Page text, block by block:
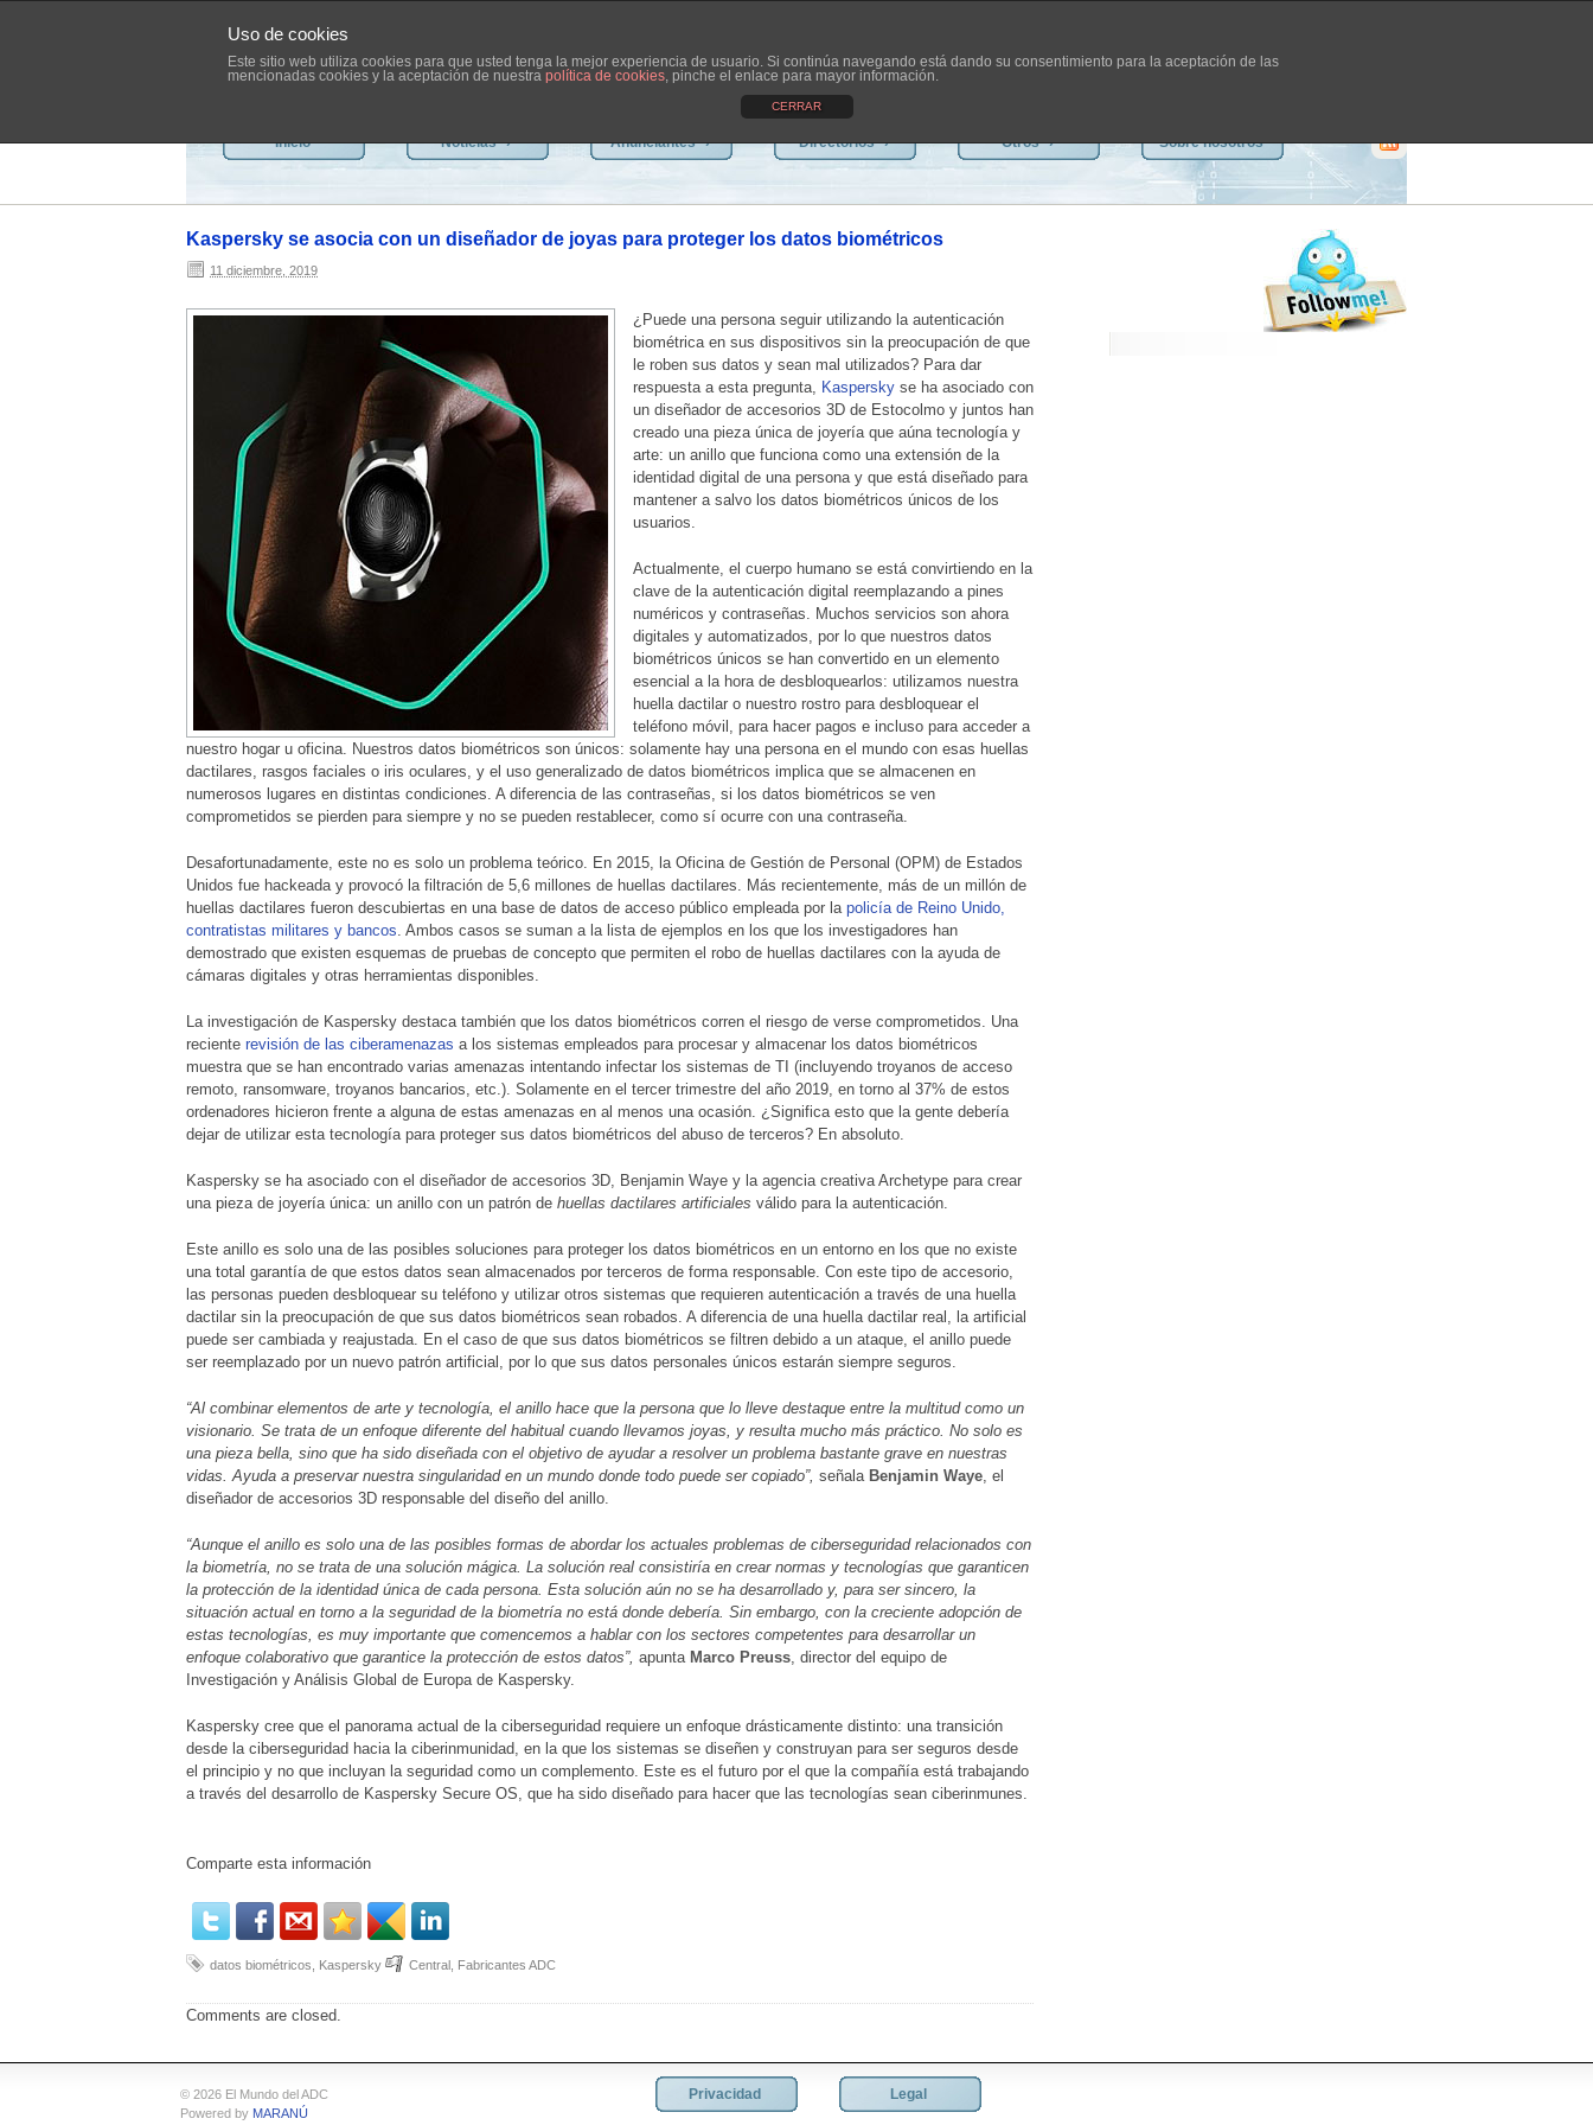
Inicio Noticias › Anunciantes › Directorios › Otros › Sobre nosotros
Kaspersky se asocia con un diseñador de joyas para proteger los datos biométricos
11 diciembre, 2019
¿Puede una persona seguir utilizando la autenticación
biométrica en sus dispositivos sin la preocupación de que
le roben sus datos y sean mal utilizados? Para dar
respuesta a esta pregunta, Kaspersky se ha asociado con
un diseñador de accesorios 3D de Estocolmo y juntos han
creado una pieza única de joyería que aúna tecnología y
arte: un anillo que funciona como una extensión de la
identidad digital de una persona y que está diseñado para
mantener a salvo los datos biométricos únicos de los
usuarios.
Actualmente, el cuerpo humano se está convirtiendo en la
clave de la autenticación digital reemplazando a pines
numéricos y contraseñas. Muchos servicios son ahora
digitales y automatizados, por lo que nuestros datos
biométricos únicos se han convertido en un elemento
esencial a la hora de desbloquearlos: utilizamos nuestra
huella dactilar o nuestro rostro para desbloquear el
teléfono móvil, para hacer pagos e incluso para acceder a
nuestro hogar u oficina. Nuestros datos biométricos son únicos: solamente hay una persona en el mundo con esas huellas
dactilares, rasgos faciales o iris oculares, y el uso generalizado de datos biométricos implica que se almacenen en
numerosos lugares en distintas condiciones. A diferencia de las contraseñas, si los datos biométricos se ven
comprometidos se pierden para siempre y no se pueden restablecer, como sí ocurre con una contraseña.
Desafortunadamente, este no es solo un problema teórico. En 2015, la Oficina de Gestión de Personal (OPM) de Estados
Unidos fue hackeada y provocó la filtración de 5,6 millones de huellas dactilares. Más recientemente, más de un millón de
huellas dactilares fueron descubiertas en una base de datos de acceso público empleada por la policía de Reino Unido,
contratistas militares y bancos. Ambos casos se suman a la lista de ejemplos en los que los investigadores han
demostrado que existen esquemas de pruebas de concepto que permiten el robo de huellas dactilares con la ayuda de
cámaras digitales y otras herramientas disponibles.
La investigación de Kaspersky destaca también que los datos biométricos corren el riesgo de verse comprometidos. Una
reciente revisión de las ciberamenazas a los sistemas empleados para procesar y almacenar los datos biométricos
muestra que se han encontrado varias amenazas intentando infectar los sistemas de TI (incluyendo troyanos de acceso
remoto, ransomware, troyanos bancarios, etc.). Solamente en el tercer trimestre del año 2019, en torno al 37% de estos
ordenadores hicieron frente a alguna de estas amenazas en al menos una ocasión. ¿Significa esto que la gente debería
dejar de utilizar esta tecnología para proteger sus datos biométricos del abuso de terceros? En absoluto.
Kaspersky se ha asociado con el diseñador de accesorios 3D, Benjamin Waye y la agencia creativa Archetype para crear
una pieza de joyería única: un anillo con un patrón de huellas dactilares artificiales válido para la autenticación.
Este anillo es solo una de las posibles soluciones para proteger los datos biométricos en un entorno en los que no existe
una total garantía de que estos datos sean almacenados por terceros de forma responsable. Con este tipo de accesorio,
las personas pueden desbloquear su teléfono y utilizar otros sistemas que requieren autenticación a través de una huella
dactilar sin la preocupación de que sus datos biométricos sean robados. A diferencia de una huella dactilar real, la artificial
puede ser cambiada y reajustada. En el caso de que sus datos biométricos se filtren debido a un ataque, el anillo puede
ser reemplazado por un nuevo patrón artificial, por lo que sus datos personales únicos estarán siempre seguros.
“Al combinar elementos de arte y tecnología, el anillo hace que la persona que lo lleve destaque entre la multitud como un
visionario. Se trata de un enfoque diferente del habitual cuando llevamos joyas, y resulta mucho más práctico. No solo es
una pieza bella, sino que ha sido diseñada con el objetivo de ayudar a resolver un problema bastante grave en nuestras
vidas. Ayuda a preservar nuestra singularidad en un mundo donde todo puede ser copiado”, señala Benjamin Waye, el
diseñador de accesorios 3D responsable del diseño del anillo.
“Aunque el anillo es solo una de las posibles formas de abordar los actuales problemas de ciberseguridad relacionados con
la biometría, no se trata de una solución mágica. La solución real consistiría en crear normas y tecnologías que garanticen
la protección de la identidad única de cada persona. Esta solución aún no se ha desarrollado y, para ser sincero, la
situación actual en torno a la seguridad de la biometría no está donde debería. Sin embargo, con la creciente adopción de
estas tecnologías, es muy importante que comencemos a hablar con los sectores competentes para desarrollar un
enfoque colaborativo que garantice la protección de estos datos”, apunta Marco Preuss, director del equipo de
Investigación y Análisis Global de Europa de Kaspersky.
Kaspersky cree que el panorama actual de la ciberseguridad requiere un enfoque drásticamente distinto: una transición
desde la ciberseguridad hacia la ciberinmunidad, en la que los sistemas se diseñen y construyan para ser seguros desde
el principio y no que incluyan la seguridad como un complemento. Este es el futuro por el que la compañía está trabajando
a través del desarrollo de Kaspersky Secure OS, que ha sido diseñado para hacer que las tecnologías sean ciberinmunes.
Comparte esta información
datos biométricos Kaspersky Central Fabricantes ADC
Comments are closed.
© 2026 El Mundo del ADC
Powered by MARANÚ
Privacidad Legal
Uso de cookies
Este sitio web utiliza cookies para que usted tenga la mejor experiencia de usuario. Si continúa navegando está dando su consentimiento para la aceptación de las
mencionadas cookies y la aceptación de nuestra política de cookies, pinche el enlace para mayor información.
CERRAR